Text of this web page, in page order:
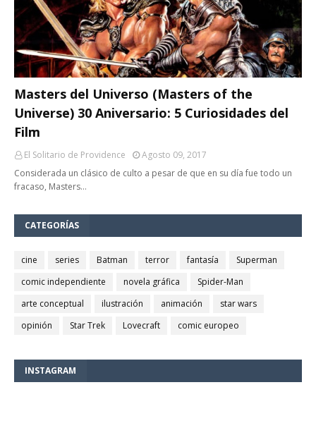
Masters del Universo (Masters of the
Universe) 30 Aniversario: 5 Curiosidades del
Film
El Solitario de Providence
Agosto 09, 2017
Considerada un clásico de culto a pesar de que en su día fue todo un
fracaso, Masters…
CATEGORÍAS
cine series Batman terror fantasía
Superman
comic independiente
novela gráfica
Spider-Man
arte conceptual
ilustración animación
star wars
opinión
Star Trek Lovecraft comic europeo
INSTAGRAM